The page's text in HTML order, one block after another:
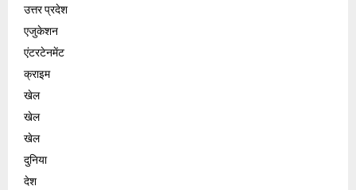
उत्तर प्रदेश
एजुकेशन
एंटरटेनमेंट
क्राइम
खेल
खेल
खेल
दुनिया
देश